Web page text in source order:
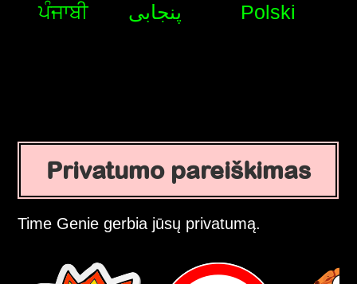
ਪੰਜਾਬੀ پنجابی Polski
Privatumo pareiškimas
Time Genie gerbia jūsų privatumą.